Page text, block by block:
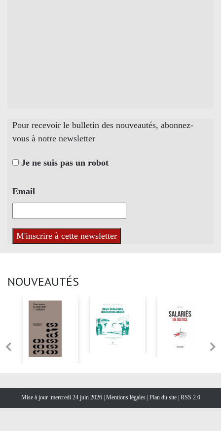
Pour recevoir le bulletin des nouveautés, abonnez-
vous à notre newsletter
Je ne suis pas un robot
Email
NOUVEAUTÉS
Mise à jour :mercredi 24 juin 2026 | Mentions légales | Plan du site |RSS 2.0